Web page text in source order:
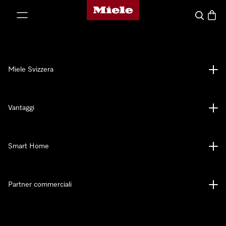
Homepage di Miele
Cerca
Miele Svizzera
Vantaggi
Smart Home
Partner commerciali